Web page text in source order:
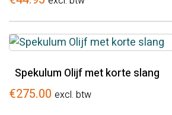
Spekulum Olijf met korte slang
€275.00 excl. btw